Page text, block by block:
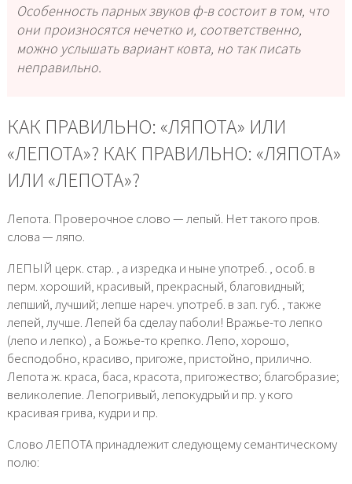
Особенность парных звуковф-всостоит в том, что
они произносятся нечетко и, соответственно,
можно услышать вариантковта, но так писать
неправильно.
КАК ПРАВИЛЬНО: «ЛЯПОТА» ИЛИ
«ЛЕПОТА»? КАК ПРАВИЛЬНО: «ЛЯПОТА»
ИЛИ «ЛЕПОТА»?
Лепота. Проверочное слово — лепый. Нет такого пров.
слова — ляпо.
ЛЕПЫЙ церк. стар. , а изредка и ныне употреб. , особ. в
перм. хороший, красивый, прекрасный, благовидный;
лепший, лучший; лепше нареч. употреб. в зап. губ. , также
лепей, лучше. Лепей ба сделау паболи! Вражье-то лепко
(лепо и лепко) , а Божье-то крепко. Лепо, хорошо,
бесподобно, красиво, пригоже, пристойно, прилично.
Лепота ж. краса, баса, красота, пригожество; благобразие;
великолепие. Лепогривый, лепокудрый и пр. у кого
красивая грива, кудри и пр.
Слово ЛЕПОТА принадлежит следующему семантическому
полю: